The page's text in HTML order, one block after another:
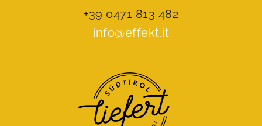
+39 0471 813 482
info@effekt.it